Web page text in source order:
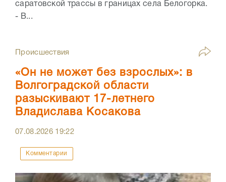
саратовской трассы в границах села Белогорка.
- В...
Происшествия
«Он не может без взрослых»: в
Волгоградской области
разыскивают 17-летнего
Владислава Косакова
07.08.2026 19:22
Комментарии